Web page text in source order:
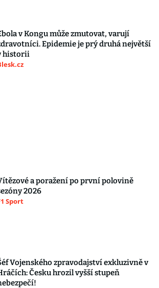
v Kongu může zmutovat, varují
Epidemie je prý druhá největší
historii
a poražení po první polovině
2026
Sport
Vojenského zpravodajství exkluzivně v
Česku hrozil vyšší stupeň